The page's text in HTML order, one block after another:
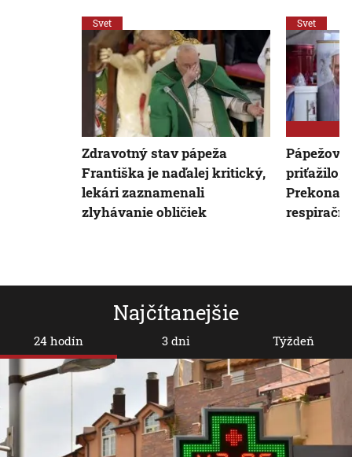
Najčítanejšie
24 hodín 3 dni Týždeň
Svet
Zdravotný stav pápeža
Františka je naďalej kritický,
lekári zaznamenali
zlyhávanie obličiek
Svet
Pápežovi
priťažilo,
Prekonal